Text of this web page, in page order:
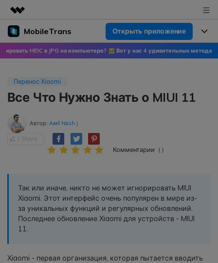
Рекомендуемые продукты
Цифровая креативность AIGC
Бизнес
О нас
Новости
Покупка
MobileTrans Открыть приложение
Продукты
ПК
смартфона на смартфон,
создавайте резервные копии
WhatsApp и других социальных
Перенос данных смартфона
Передавайте сообщения,
Цены
Цены для версий Windows
Цены для версий Mac
Скидки до 50%
Центр поддержки
Популярные темы
Конкурсы и мероприятия
Узнайте больше
Скачать
в JPG на компьютере? 🖼 Вот у нас 4 удивительных метода!🍀 Узнайте
Перенос Xiaomi
Все Что Нужно Знать о MIUI 11
Автор:Axel Nash |
Комментарии（）
Так или иначе, никто не может игнорировать MIUI
Xiaomi. Этот интерфейс очень популярен в мире из-
за уникальных функций и регулярных обновлений.
Последнее обновление Xiaomi для устройств - MIUI
11.
Xiaomi - первая организация, которая пытается вводить